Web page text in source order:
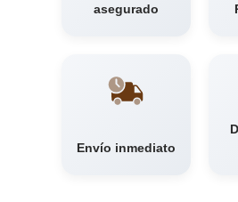
asegurado
Envío inmediato